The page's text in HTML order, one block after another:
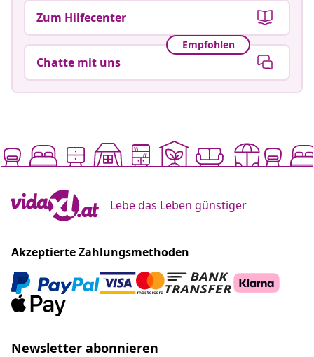
Zum Hilfecenter
Empfohlen
Chatte mit uns
Lebe das Leben günstiger
Akzeptierte Zahlungsmethoden
Newsletter abonnieren